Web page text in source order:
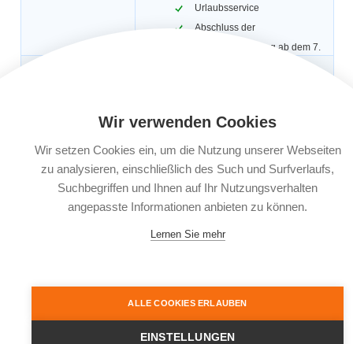
Urlaubsservice
Abschluss der
Reiseversicherung ab dem 7.
weniger als 30 Tagen vor Reiseantritt
muss der Versicherungsabschluss
innerhalb von 5 Kalendertagen nach
Leistungsträger:
Europ Assistance SA, Niederlassung für
München
Versicherungsprodukten (IPID)
Wir verwenden Cookies
Wir setzen Cookies ein, um die Nutzung unserer Webseiten
zu analysieren, einschließlich des Such und Surfverlaufs,
Suchbegriffen und Ihnen auf Ihr Nutzungsverhalten
angepasste Informationen anbieten zu können.
Lernen Sie mehr
ALLE COOKIES ERLAUBEN
EINSTELLUNGEN